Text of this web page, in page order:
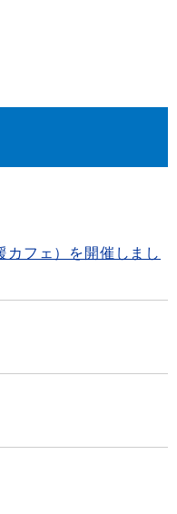
フェ）を開催しまし